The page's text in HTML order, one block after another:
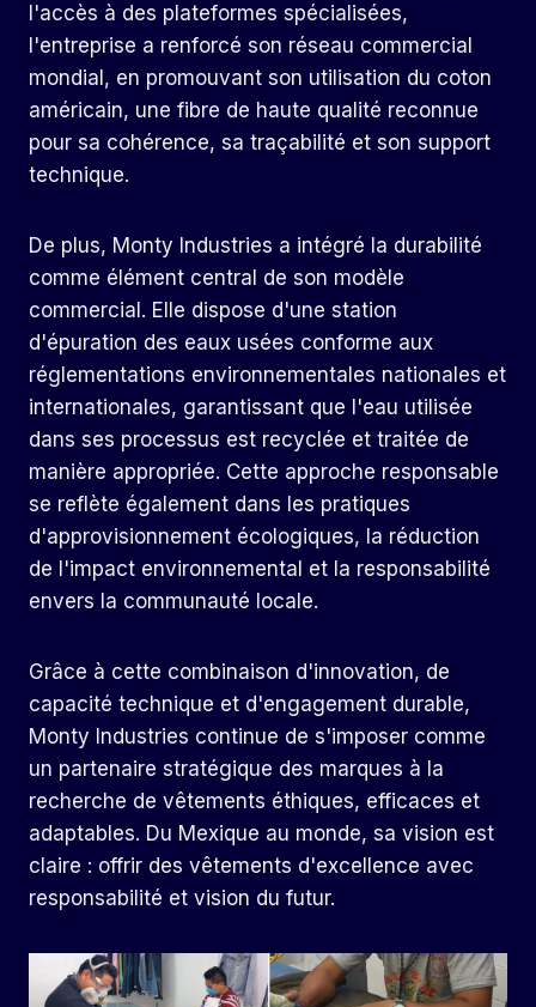
l'accès à des plateformes spécialisées,
l'entreprise a renforcé son réseau commercial
mondial, en promouvant son utilisation du coton
américain, une fibre de haute qualité reconnue
pour sa cohérence, sa traçabilité et son support
technique.
De plus, Monty Industries a intégré la durabilité
comme élément central de son modèle
commercial. Elle dispose d'une station
d'épuration des eaux usées conforme aux
réglementations environnementales nationales et
internationales, garantissant que l'eau utilisée
dans ses processus est recyclée et traitée de
manière appropriée. Cette approche responsable
se reflète également dans les pratiques
d'approvisionnement écologiques, la réduction
de l'impact environnemental et la responsabilité
envers la communauté locale.
Grâce à cette combinaison d'innovation, de
capacité technique et d'engagement durable,
Monty Industries continue de s'imposer comme
un partenaire stratégique des marques à la
recherche de vêtements éthiques, efficaces et
adaptables. Du Mexique au monde, sa vision est
claire : offrir des vêtements d'excellence avec
responsabilité et vision du futur.